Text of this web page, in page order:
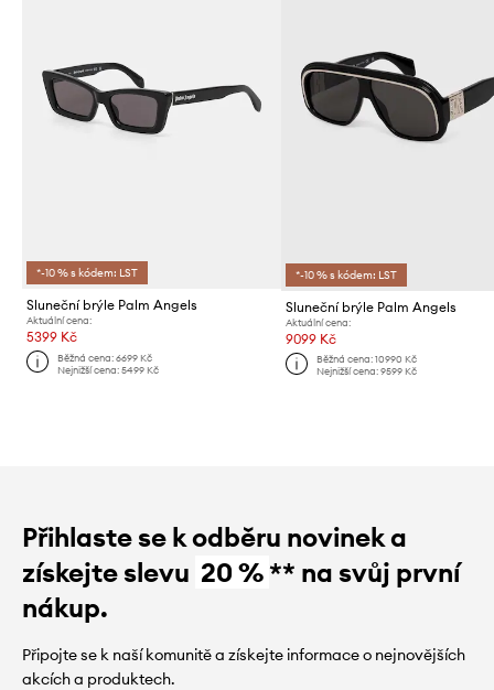
*-10 % s kódem: LST
Sluneční brýle Palm Angels
Aktuální cena:
5399 Kč
Běžná cena:6699 Kč
Nejnižší cena:5499 Kč
*-10 % s kódem: LST
Sluneční brýle Palm Angels
Aktuální cena:
9099 Kč
Běžná cena: 10990 Kč
Nejnižší cena: 9599 Kč
Přihlaste se k odběru novinek a
získejte slevu 20 %** na svůj první
nákup.
Připojte se k naší komunitě a získejte informace o nejnovějších
akcích a produktech.